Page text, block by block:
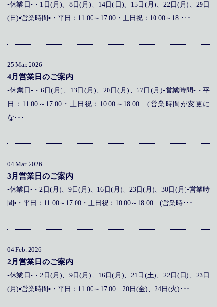
▪休業日▪・1日(月)、8日(月)、14日(日)、15日(月)、22日(月)、29日
(日)▪営業時間▪・平日：11:00～17:00・土日祝：10:00～18:･･･
25 Mar. 2026
4月営業日のご案内
▪休業日▪・6日(月)、13日(月)、20日(月)、27日(月)▪営業時間▪・平
日：11:00～17:00・土日祝：10:00～18:00 (営業時間が変更に
な･･･
04 Mar. 2026
3月営業日のご案内
▪休業日▪・2日(月)、9日(月)、16日(月)、23日(月)、30日(月)▪営業時
間▪・平日：11:00～17:00・土日祝：10:00～18:00 (営業時･･･
04 Feb. 2026
2月営業日のご案内
▪休業日▪・2日(月)、9日(月)、16日(月)、21日(土)、22日(日)、23日
(月)▪営業時間▪・平日：11:00～17:00 20日(金)、24日(火)･･･